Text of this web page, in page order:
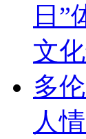
日”
文
多
人